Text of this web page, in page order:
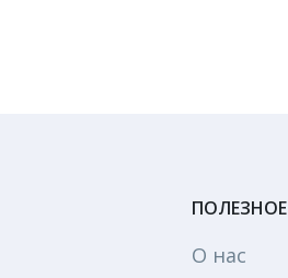
ПОЛЕЗНОЕ
О нас